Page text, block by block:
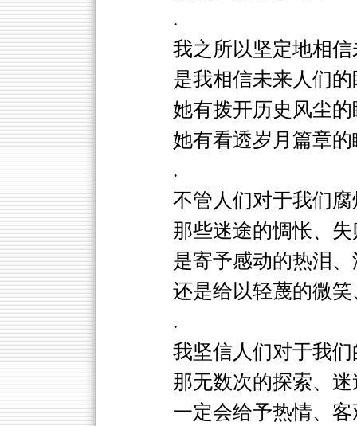
.
我之所以坚定地相信
是我相信未来人们的
她有拨开历史风尘的
她有看透岁月篇章的
.
不管人们对于我们
那些迷途的惆怅、
是寄予感动的热泪
还是给以轻蔑的微
.
我坚信人们对于我们
那无数次的探索、
一定会给予热情、